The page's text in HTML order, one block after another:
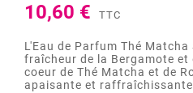
10,60 € TTC
L'Eau de Parfum Thé
fraîcheur de la Bergamote et
coeur de Thé Matcha et de
apaisante et